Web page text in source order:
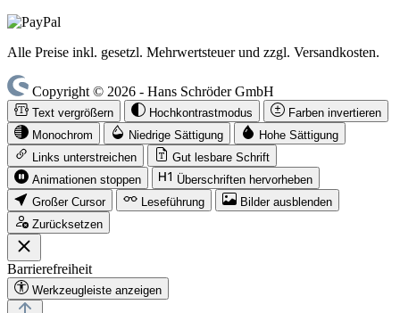
Alle Preise inkl. gesetzl. Mehrwertsteuer und zzgl. Versandkosten.
Copyright © 2026 - Hans Schröder GmbH
Text vergrößern Hochkontrastmodus
Farben invertieren
Monochrom
Niedrige Sättigung
Hohe Sättigung
Links unterstreichen
Gut lesbare Schrift
Animationen stoppen
Überschriften hervorheben
Großer Cursor
Leseführung
Bilder ausblenden
Zurücksetzen
Barrierefreiheit
Werkzeugleiste anzeigen